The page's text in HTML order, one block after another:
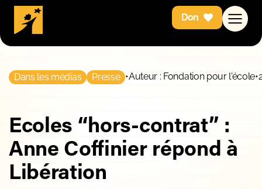
Don
Dans les médias Presse •Auteur : Fondation pour l'école•
Ecoles “hors-contrat” :
Anne Coffinier répond à
Libération